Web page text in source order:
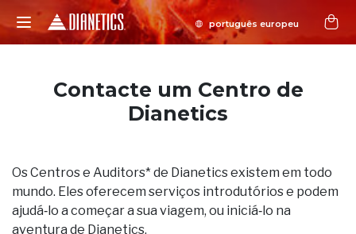
Contacte um Centro de
Dianetics
Os Centros e Auditors* de Dianetics existem em todo
mundo. Eles oferecem serviços introdutórios e podem
ajudá‑lo a começar a sua viagem, ou iniciá‑lo na
aventura de Dianetics.